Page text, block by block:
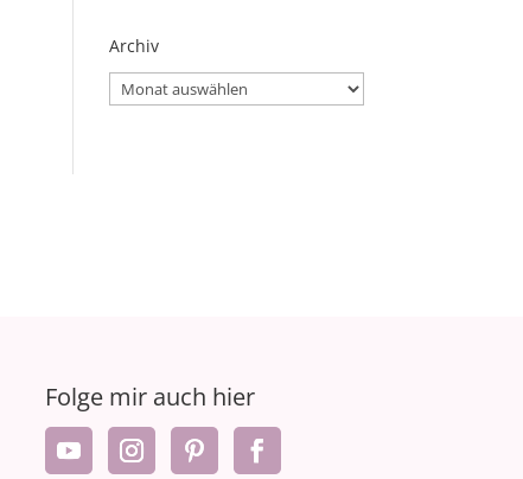
Archiv
Archiv
Folge mir auch hier